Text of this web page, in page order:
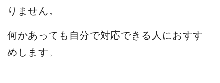
りません。
何かあっても自分で対応できる人におすす
めします。